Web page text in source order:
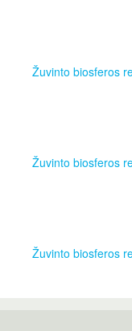
Žuvinto biosferos
Žuvinto biosferos
Žuvinto biosferos